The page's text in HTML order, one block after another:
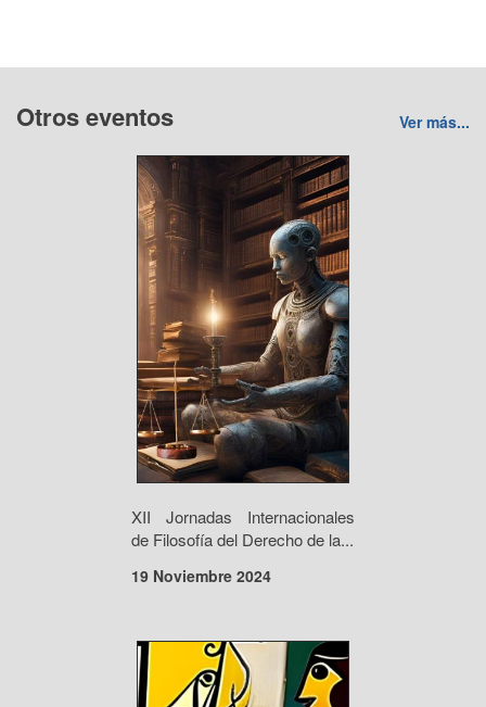
Otros eventos Ver más...
XII Jornadas Internacionales
de Filosofía del Derecho de la...
19 Noviembre 2024